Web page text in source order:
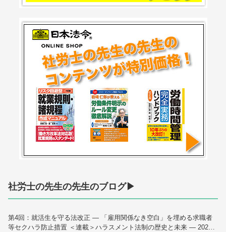
社労士の先生の先生のブログ▶
第4回：就活生を守る法改正 — 「雇用関係なき空白」を埋める求職者
等セクハラ防止措置 ＜連載＞ハラスメント法制の歴史と未来 — 2026